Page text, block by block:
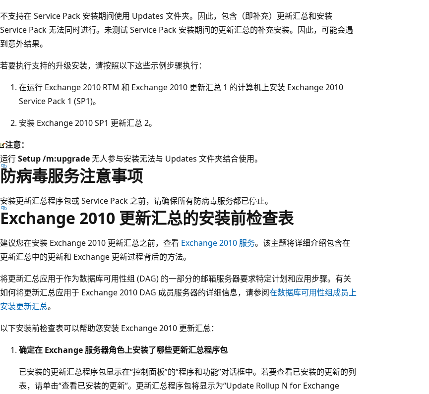
不支持在 Service Pack 安装期间使用 Updates 文件夹。因此，包含（即补充）更新汇总和安装
Service Pack 无法同时进行。未测试 Service Pack 安装期间的更新汇总的补充安装。因此，可能会遇
到意外结果。
若要执行支持的升级安装，请按照以下这些示例步骤执行：
在运行 Exchange 2010 RTM 和 Exchange 2010 更新汇总 1 的计算机上安装 Exchange 2010
Service Pack 1 (SP1)。
安装 Exchange 2010 SP1 更新汇总 2。
注意：
运行Setup /m:upgrade无人参与安装无法与 Updates 文件夹结合使用。
防病毒服务注意事项
安装更新汇总程序包或 Service Pack 之前，请确保所有防病毒服务都已停止。
Exchange 2010 更新汇总的安装前检查表
建议您在安装 Exchange 2010 更新汇总之前，查看 Exchange 2010 服务。该主题将详细介绍包含在
更新汇总中的更新和 Exchange 更新过程背后的方法。
将更新汇总应用于作为数据库可用性组 (DAG) 的一部分的邮箱服务器要求特定计划和应用步骤。有关
如何将更新汇总应用于 Exchange 2010 DAG 成员服务器的详细信息，请参阅在数据库可用性组成员上
安装更新汇总。
以下安装前检查表可以帮助您安装 Exchange 2010 更新汇总：
确定在 Exchange 服务器角色上安装了哪些更新汇总程序包
已安装的更新汇总程序包显示在“控制面板”的“程序和功能”对话框中。若要查看已安装的更新的列
表，请单击“查看已安装的更新”。更新汇总程序包将显示为“Update Rollup N for Exchange